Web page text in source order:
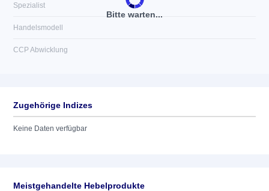
Bitte warten...
Spezialist
Handelsmodell
CCP Abwicklung
Zugehörige Indizes
Keine Daten verfügbar
Meistgehandelte Hebelprodukte